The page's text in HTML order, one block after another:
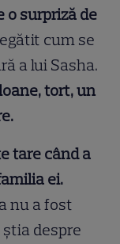
o surpriză de
cum se
a lui Sasha.
tort, un
tare când a
ei.
nu a fost
despre